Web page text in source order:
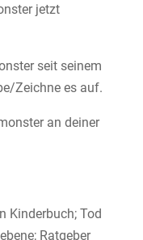
jetzt
seit seinem
Zeichne es auf.
an deiner
Kinderbuch; Tod
Ratgeber